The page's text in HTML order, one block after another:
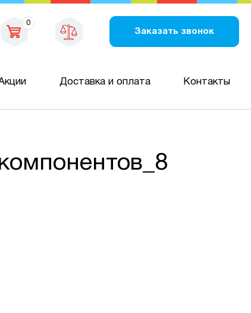
0
Заказать звонок
Доставка и оплата Контакты